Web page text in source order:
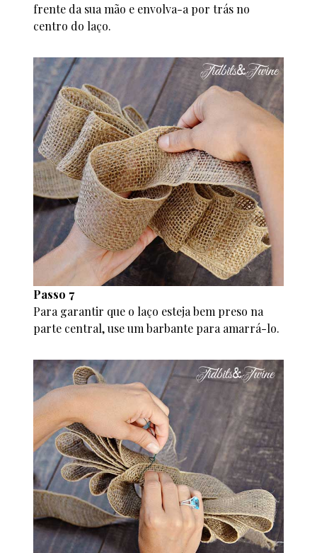
frente da sua mão e envolva-a por trás no
centro do laço.
Passo 7
Para garantir que o laço esteja bem preso na
parte central, use um barbante para amarrá-lo.